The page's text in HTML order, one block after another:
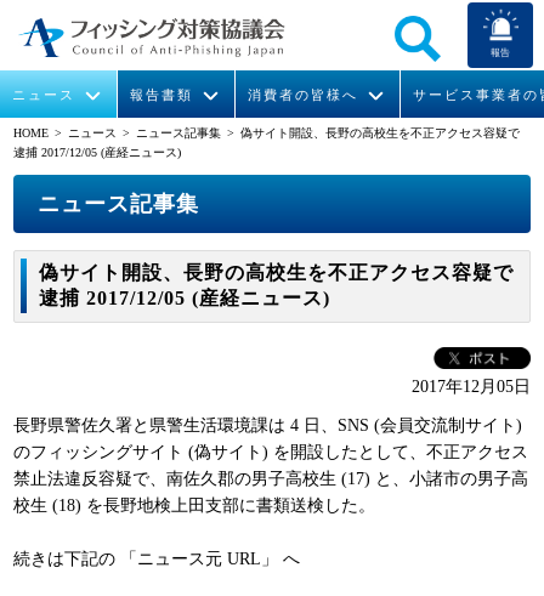
報告
ニュース
イベント
報告書類
月次報告書
消費者の皆様へ
フィッシングの報告
サービス事業者の
STOP. THINK. CONNECT.
運営委員紹介
メンバー
入会案内
パンフレット
HOME > ニュース > ニュース記事集 > 偽サイト開設、長野の高校生を不正アクセス容疑で
逮捕 2017/12/05 (産経ニュース)
ニュース記事集
偽サイト開設、長野の高校生を不正アクセス容疑で
逮捕 2017/12/05 (産経ニュース)
2017年12月05日
長野県警佐久署と県警生活環境課は 4 日、SNS (会員交流制サイト)
のフィッシングサイト (偽サイト) を開設したとして、不正アクセス
禁止法違反容疑で、南佐久郡の男子高校生 (17) と、小諸市の男子高
校生 (18) を長野地検上田支部に書類送検した。
続きは下記の 「ニュース元 URL」 へ